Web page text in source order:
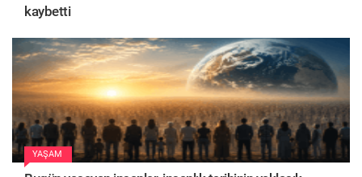
kaybetti
YAŞAM